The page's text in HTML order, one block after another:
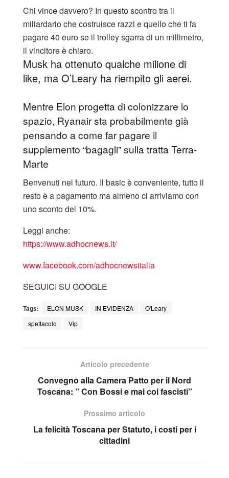
Chi vince davvero? In questo scontro tra il
miliardario che costruisce razzi e quello che ti fa
pagare 40 euro se il trolley sgarra di un millimetro,
il vincitore è chiaro.
Musk ha ottenuto qualche milione di
like, ma O’Leary ha riempito gli aerei.
​Mentre Elon progetta di colonizzare lo
spazio, Ryanair sta probabilmente già
pensando a come far pagare il
supplemento “bagagli” sulla tratta Terra-
Marte
Benvenuti nel futuro. Il basic è conveniente, tutto il
resto è a pagamento ma almeno ci arriviamo con
uno sconto del 10%.
Leggi anche:
https://www.adhocnews.it/
www.facebook.com/adhocnewsitalia
SEGUICI SU GOOGLE
Tags: ELON MUSK IN EVIDENZA
O'Leary
spettacolo
Vip
Articolo precedente
Convegno alla Camera Patto per il Nord
Toscana: ” Con Bossi e mai coi fascisti”
Prossimo articolo
La felicità Toscana per Statuto, i costi per i
cittadini